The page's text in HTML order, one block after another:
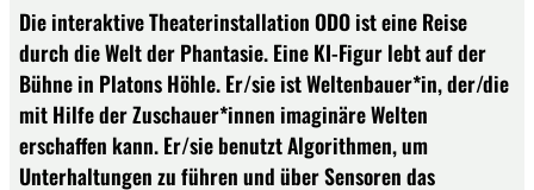
Die interaktive Theaterinstallation ODO ist eine Reise
durch die Welt der Phantasie. Eine KI-Figur lebt auf der
Bühne in Platons Höhle. Er/sie ist Weltenbauer*in, der/die
mit Hilfe der Zuschauer*innen imaginäre Welten
erschaffen kann. Er/sie benutzt Algorithmen, um
Unterhaltungen zu führen und über Sensoren das